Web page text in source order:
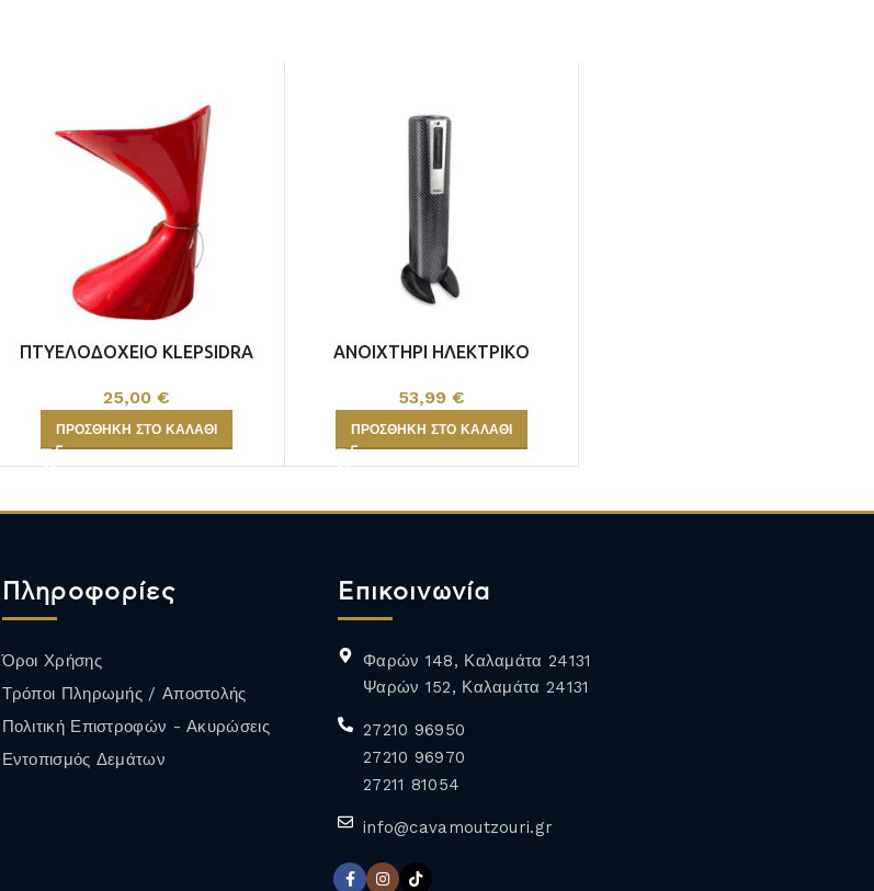
ΕΠΙΔΟΡΠΙΟΙ /
ΕΝΙΣΧΥΜΕΝΟΙ
ΟΙΝΟΣ
Περισσότερα
ΠΤΥΕΛΟΔΟΧΕΙΟ KLEPSIDRA
25,00€
ΠΡΟΣΘΉΚΗ ΣΤΟ ΚΑΛΆΘΙ
ΑΝΟΙΧΤΗΡΙ ΗΛΕΚΤΡΙΚΟ
53,99€
ΠΡΟΣΘΉΚΗ ΣΤΟ ΚΑΛΆΘΙ
Πληροφορίες
Όροι Χρήσης
Τρόποι Πληρωμής / Αποστολής
Πολιτική Επιστροφών - Ακυρώσεις
Εντοπισμός Δεμάτων
Επικοινωνία
Φαρών 148, Καλαμάτα 24131
Ψαρών 152, Καλαμάτα 24131
27210 96950
27210 96970
27211 81054
info@cavamoutzouri.gr